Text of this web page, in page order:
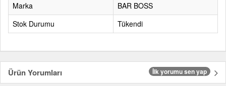
Marka
BAR BOSS
Stok Durumu
Tükendi
Ürün Yorumları İlk yorumu sen yap